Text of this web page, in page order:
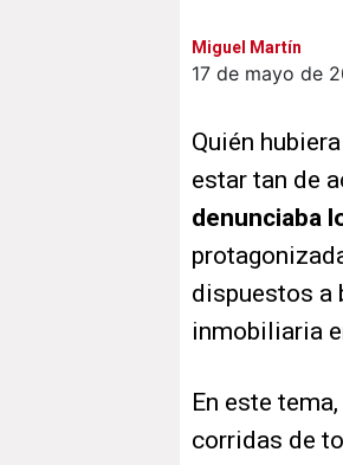
Miguel Martín
17 de mayo de
Quién
estar tan de
denunciaba
dispuestos a
inmobiliaria
En este
corridas de